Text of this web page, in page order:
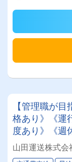
【管理職が
格あり》《運
度あり》《週
行管理者、配
山田運送株式